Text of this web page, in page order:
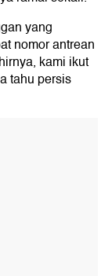
yang
nomor antrean
kami ikut
tahu persis